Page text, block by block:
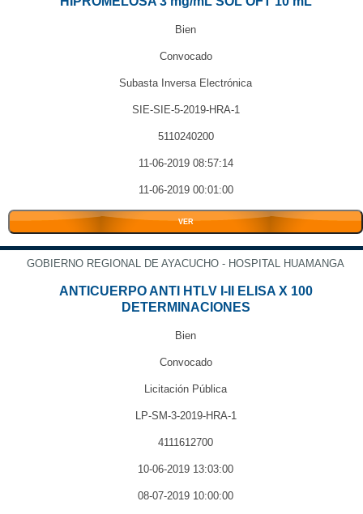
Bien
Convocado
Subasta Inversa Electrónica
SIE-SIE-5-2019-HRA-1
5110240200
11-06-2019 08:57:14
11-06-2019 00:01:00
VER
GOBIERNO REGIONAL DE AYACUCHO - HOSPITAL HUAMANGA
ANTICUERPO ANTI HTLV I-II ELISA X 100
DETERMINACIONES
Bien
Convocado
Licitación Pública
LP-SM-3-2019-HRA-1
4111612700
10-06-2019 13:03:00
08-07-2019 10:00:00